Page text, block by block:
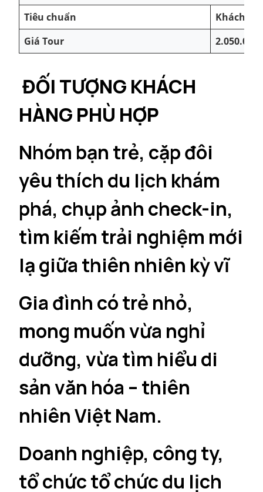
Tiêu chuẩn
Khách
Giá Tour
2.050.000
ĐỐI TƯỢNG KHÁCH
HÀNG PHÙ HỢP
Nhóm bạn trẻ, cặp đôi
yêu thích du lịch khám
phá, chụp ảnh check-in,
tìm kiếm trải nghiệm mới
lạ giữa thiên nhiên kỳ vĩ
Gia đình có trẻ nhỏ,
mong muốn vừa nghỉ
dưỡng, vừa tìm hiểu di
sản văn hóa – thiên
nhiên Việt Nam.
Doanh nghiệp, công ty,
tổ chức tổ chức du lịch